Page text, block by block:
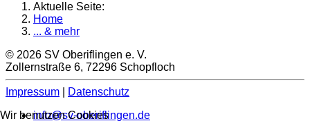
Aktuelle Seite:
Home
... & mehr
© 2026 SV Oberiflingen e. V.
Zollernstraße 6, 72296 Schopfloch
Impressum
Datenschutz
info@sv-oberiflingen.de
Wir benutzen Cookies